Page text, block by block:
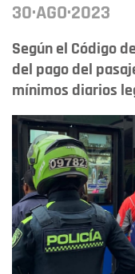
30·AGO·2023
Según el Código
del pago del
mínimos diarios